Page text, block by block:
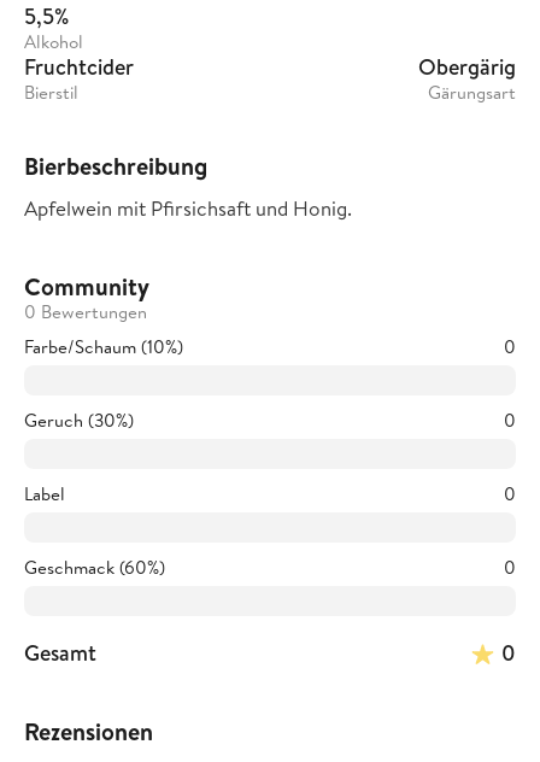
5,5%
Alkohol
Fruchtcider
Bierstil
Obergärig
Gärungsart
Bierbeschreibung
Apfelwein mit Pfirsichsaft und Honig.
Community
0 Bewertungen
Farbe/Schaum (10%)
0
Geruch (30%) 0
Label 0
Geschmack (60%) 0
Gesamt 0
Rezensionen